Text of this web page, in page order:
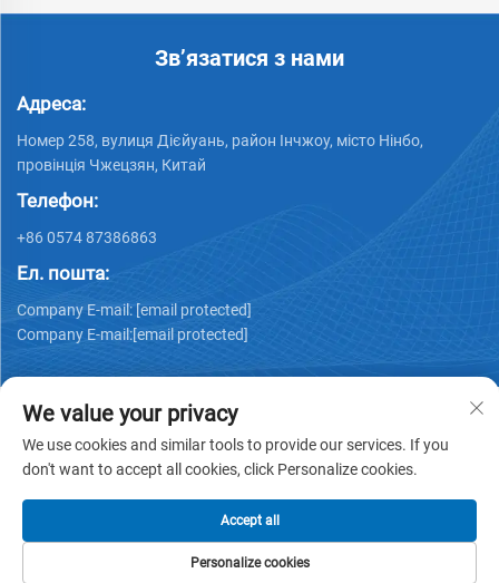
Зв’язатися з нами
Адреса:
Номер 258, вулиця Дієйуань, район Інчжоу, місто Нінбо,
провінція Чжецзян, Китай
Телефон:
+86 0574 87386863
Ел. пошта:
Company E-mail: [email protected]
Company E-mail:[email protected]
Політика конфіденційності
We value your privacy
We use cookies and similar tools to provide our services. If you
don't want to accept all cookies, click Personalize cookies.
Personalize cookies
Accept all